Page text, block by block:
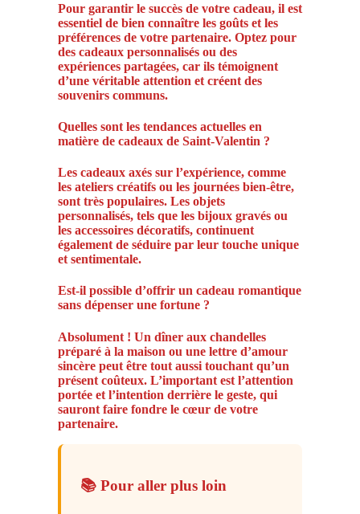
Pour garantir le succès de votre cadeau, il est
essentiel de bien connaître les goûts et les
préférences de votre partenaire. Optez pour
des cadeaux personnalisés ou des
expériences partagées, car ils témoignent
d’une véritable attention et créent des
souvenirs communs.
Quelles sont les tendances actuelles en
matière de cadeaux de Saint-Valentin ?
Les cadeaux axés sur l’expérience, comme
les ateliers créatifs ou les journées bien-être,
sont très populaires. Les objets
personnalisés, tels que les bijoux gravés ou
les accessoires décoratifs, continuent
également de séduire par leur touche unique
et sentimentale.
Est-il possible d’offrir un cadeau romantique
sans dépenser une fortune ?
Absolument ! Un dîner aux chandelles
préparé à la maison ou une lettre d’amour
sincère peut être tout aussi touchant qu’un
présent coûteux. L’important est l’attention
portée et l’intention derrière le geste, qui
sauront faire fondre le cœur de votre
partenaire.
📚 Pour aller plus loin